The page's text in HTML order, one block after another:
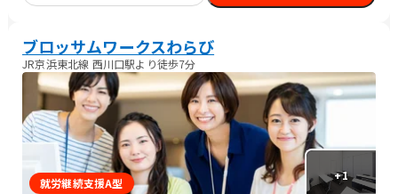
ブロッサムワークスわらび
JR京浜東北線 西川口駅より徒歩7分
+1
就労継続支援A型